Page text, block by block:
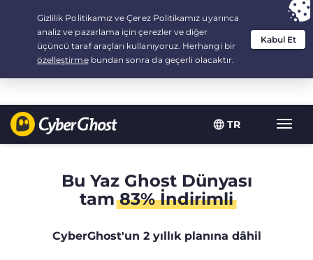
TR
Your choice:The Best Dealfor 2.1666666666667-years at $
/month
Bu Yaz Ghost Dünyası
tam83% İndirimli
CyberGhost'un 2 yıllık planına dâhil